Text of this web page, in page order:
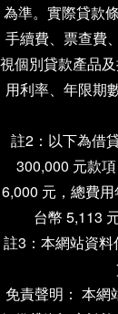
為準。實際貸款
手續費、票查費
視個別貸款產品
用利率、年限期
註2：以下為借
300,000 元款
6,000 元，總費
台幣 5,113
註3：本網站資
免責聲明： 本網